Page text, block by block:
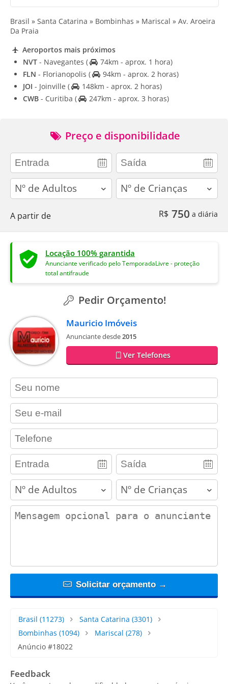
Brasil » Santa Catarina » Bombinhas » Mariscal » Av. Aroeira
Da Praia
Aeroportos mais próximos
NVT - Navegantes (
74km - aprox. 1 hora)
FLN - Florianopolis (
94km - aprox. 2 horas)
JOI - Joinville (
148km - aprox. 2 horas)
CWB - Curitiba ( 247km - aprox. 3 horas)
Preço e disponibilidade
adults children
A partir de R$ 750 a diária
Locação 100% garantida
Anunciante verificado pelo TemporadaLivre - proteção
total antifraude
Pedir Orçamento!
Mauricio Imóveis
Anunciante desde2015
Ver Telefones
contact_name
contact_email
contact_phone
adults children
contact_message
Solicitar orçamento →
Brasil (11273) Santa Catarina (3301)
Bombinhas (1094) Mariscal (278)
Anúncio #18022
Feedback